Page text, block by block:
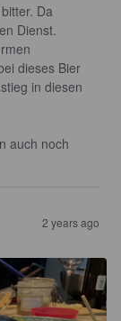
Da
Dienst.
dieses Bier
in diesen
auch noch
2 years ago